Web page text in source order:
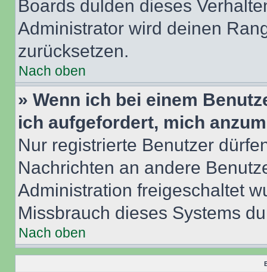
Boards dulden dieses
Administrator wird deinen
zurücksetzen.
Nach oben
» Wenn ich bei einem
ich aufgefordert, mich
Nur registrierte Benutzer
Nachrichten an andere
Administration freigeschaltet
Missbrauch dieses Systems
Nach oben